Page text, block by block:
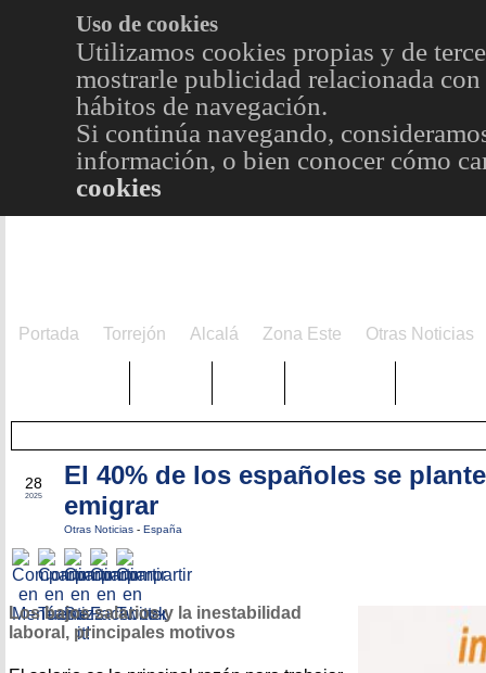
Uso de cookies
Utilizamos cookies propias y de
mostrarle publicidad relacionada
hábitos de navegación.
Si continúa navegando,
información, o bien conocer cómo
cookies
Portada Torrejón Alcalá Zona Este Otras Noticias
28
2025
El 40% de los españoles se
emigrar
Otras Noticias - España
Los bajos salarios y la inestabilidad
laboral, principales motivos